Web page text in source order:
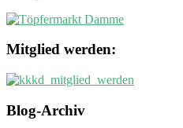
Mitglied werden:
Blog-Archiv